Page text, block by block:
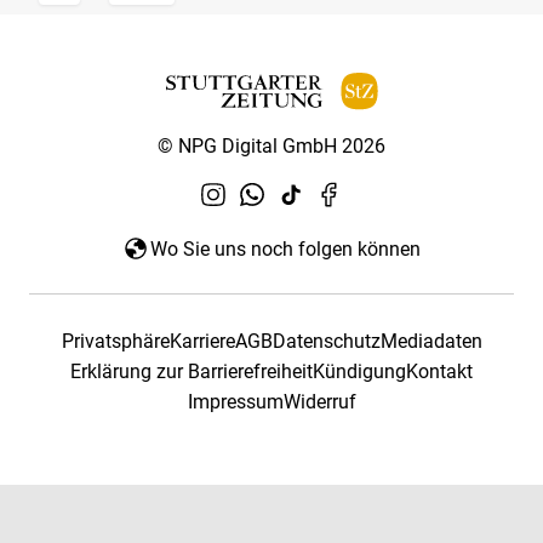
© NPG Digital GmbH 2026
Wo Sie uns noch folgen können
PrivatsphäreKarriereAGBDatenschutzMediadaten
Erklärung zur BarrierefreiheitKündigungKontakt
ImpressumWiderruf